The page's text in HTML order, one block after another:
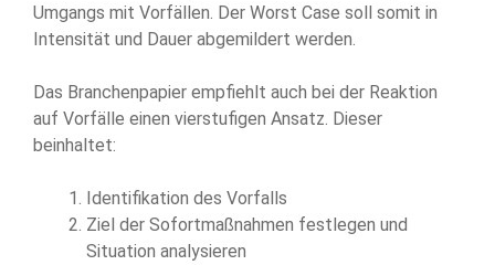
Umgangs mit Vorfällen. Der Worst Case soll somit in
Intensität und Dauer abgemildert werden.
Das Branchenpapier empfiehlt auch bei der Reaktion
auf Vorfälle einen vierstufigen Ansatz. Dieser
beinhaltet:
Identifikation des Vorfalls
Ziel der Sofortmaßnahmen festlegen und
Situation analysieren